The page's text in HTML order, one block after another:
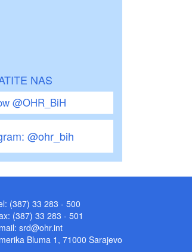
NAS
@OHR_BiH
@ohr_bih
(387) 33 283 - 500
(387) 33 283 - 501
srd@ohr.int
Bluma 1, 71000 Sarajevo